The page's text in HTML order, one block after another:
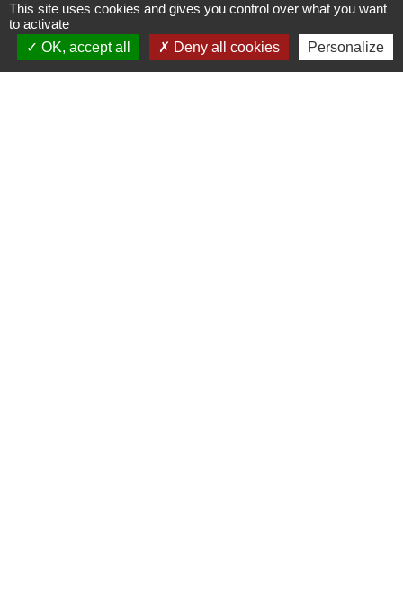
Contacts
This site uses cookies and gives you control over what you want
to activate
OK, accept all
Deny all cookies Personalize